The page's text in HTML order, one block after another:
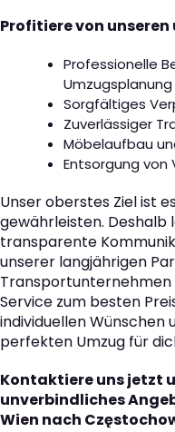
Profitiere von
Professionelle
Umzugsplanung
Sorgfältiges
Zuverlässiger
Möbelaufbau
Entsorgung
Unser oberstes Ziel ist
gewährleisten. Deshalb
transparente
unserer langjährigen
Service zum besten
individuellen Wünschen
perfekten Umzug für
Kontaktiere uns jetzt
unverbindliches
Wien nach